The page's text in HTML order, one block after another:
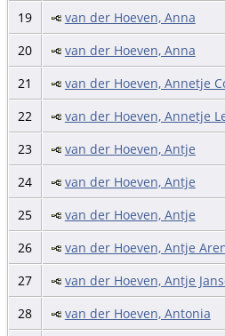
19
van der Hoeven, Anna
20
van der Hoeven, Anna
21
van der Hoeven, Annetje
22
van der Hoeven, Annetje
23
van der Hoeven, Antje
24
van der Hoeven, Antje
25
van der Hoeven, Antje
26
van der Hoeven, Antje
27
van der Hoeven, Antje
28
van der Hoeven, Antonia